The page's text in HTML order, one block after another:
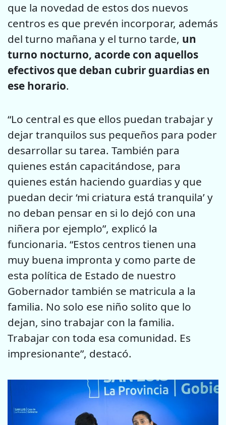
que la novedad de estos dos nuevos
centros es que prevén incorporar, además
del turno mañana y el turno tarde, un
turno nocturno, acorde con aquellos
efectivos que deban cubrir guardias en
ese horario.
“Lo central es que ellos puedan trabajar y
dejar tranquilos sus pequeños para poder
desarrollar su tarea. También para
quienes están capacitándose, para
quienes están haciendo guardias y que
puedan decir ‘mi criatura está tranquila’ y
no deban pensar en si lo dejó con una
niñera por ejemplo”, explicó la
funcionaria. “Estos centros tienen una
muy buena impronta y como parte de
esta política de Estado de nuestro
Gobernador también se matricula a la
familia. No solo ese niño solito que lo
dejan, sino trabajar con la familia.
Trabajar con toda esa comunidad. Es
impresionante”, destacó.